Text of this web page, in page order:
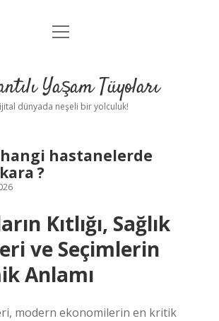
Anasayfa
Yasal Uyarı
menüyü
Yaşam Tüyoları
dünyada neşeli bir yolculuk!
hastanelerde
?
Kıtlığı, Sağlık
ve Seçimlerin
Anlamı
modern ekonomilerin en kritik